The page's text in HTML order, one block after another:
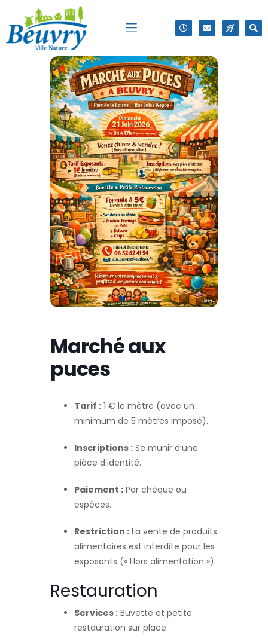
Marché aux
puces
Tarif : 1 € le mètre (avec un
minimum de 5 mètres imposé).
Inscriptions : Se munir d’une
pièce d’identité.
Paiement : Par chèque ou
espèces.
Restriction : La vente de produits
alimentaires est interdite pour les
exposants (« Hors alimentation »).
Restauration
Services : Buvette et petite
restauration sur place.